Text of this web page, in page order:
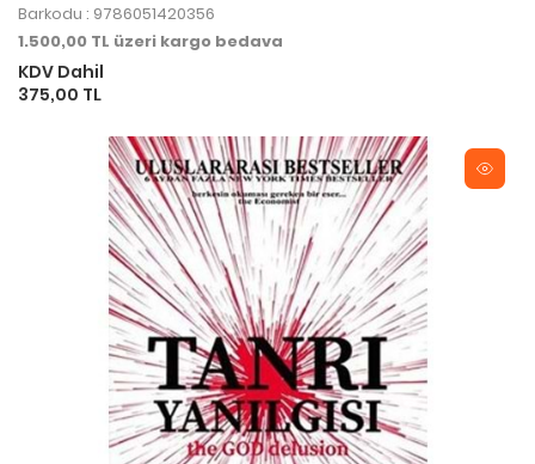
Barkodu : 9786051420356
1.500,00 TL üzeri kargo bedava
KDV Dahil
375,00 TL